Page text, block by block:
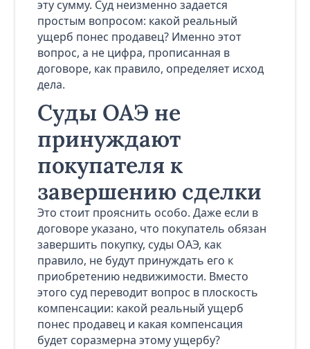
эту сумму. Суд неизменно задается
простым вопросом: какой реальный
ущерб понес продавец? Именно этот
вопрос, а не цифра, прописанная в
договоре, как правило, определяет исход
дела.
Суды ОАЭ не
принуждают
покупателя к
завершению сделки
Это стоит прояснить особо. Даже если в
договоре указано, что покупатель обязан
завершить покупку, суды ОАЭ, как
правило, не будут принуждать его к
приобретению недвижимости. Вместо
этого суд переводит вопрос в плоскость
компенсации: какой реальный ущерб
понес продавец и какая компенсация
будет соразмерна этому ущербу?